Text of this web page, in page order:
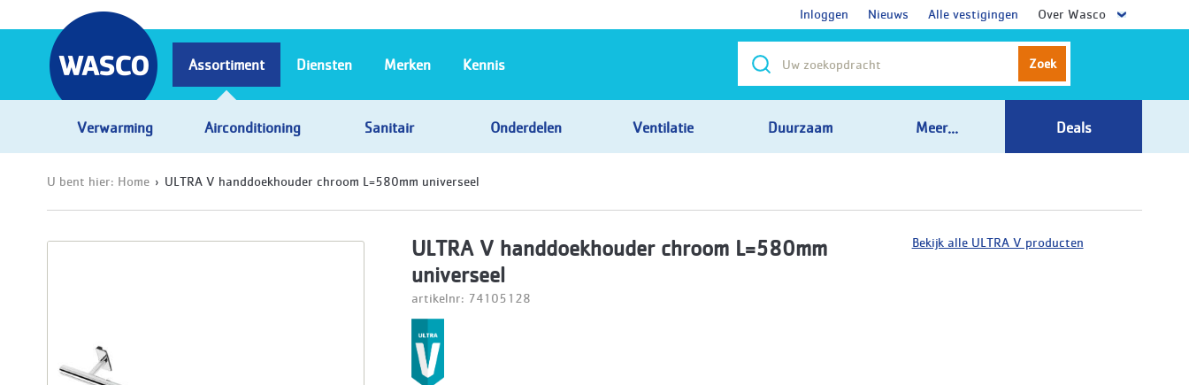
Inloggen Nieuws Alle vestigingen Over Wasco
Zoek
Assortiment
Verwarming Airconditioning Sanitair Onderdelen Ventilatie Duurzaam Meer... Deals
Diensten Merken Kennis
U bent hier: Home ULTRA V handdoekhouder chroom L=580mm universeel
ULTRA V handdoekhouder chroom L=580mm
universeel
artikelnr: 74105128
Bekijk alle ULTRA V producten